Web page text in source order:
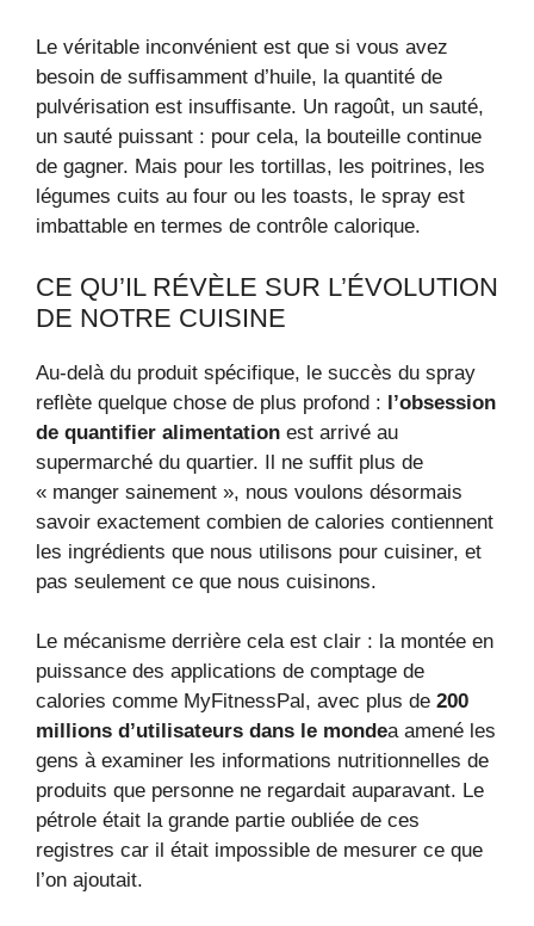
Le véritable inconvénient est que si vous avez
besoin de suffisamment d’huile, la quantité de
pulvérisation est insuffisante. Un ragoût, un sauté,
un sauté puissant : pour cela, la bouteille continue
de gagner. Mais pour les tortillas, les poitrines, les
légumes cuits au four ou les toasts, le spray est
imbattable en termes de contrôle calorique.
CE QU’IL RÉVÈLE SUR L’ÉVOLUTION
DE NOTRE CUISINE
Au-delà du produit spécifique, le succès du spray
reflète quelque chose de plus profond : l’obsession
de quantifier alimentation est arrivé au
supermarché du quartier. Il ne suffit plus de
« manger sainement », nous voulons désormais
savoir exactement combien de calories contiennent
les ingrédients que nous utilisons pour cuisiner, et
pas seulement ce que nous cuisinons.
Le mécanisme derrière cela est clair : la montée en
puissance des applications de comptage de
calories comme MyFitnessPal, avec plus de 200
millions d’utilisateurs dans le mondea amené les
gens à examiner les informations nutritionnelles de
produits que personne ne regardait auparavant. Le
pétrole était la grande partie oubliée de ces
registres car il était impossible de mesurer ce que
l’on ajoutait.